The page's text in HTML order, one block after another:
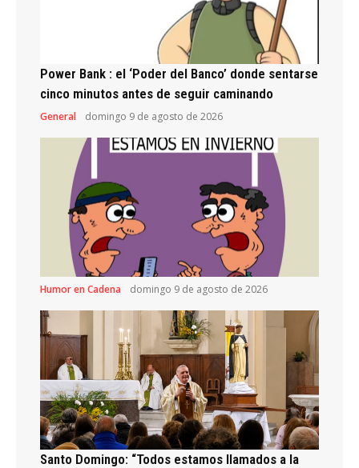
Power Bank : el ‘Poder del Banco’ donde sentarse
cinco minutos antes de seguir caminando
General domingo 9 de agosto de 2026
Humor en Cadena domingo 9 de agosto de 2026
Santo Domingo: “Todos estamos llamados a la